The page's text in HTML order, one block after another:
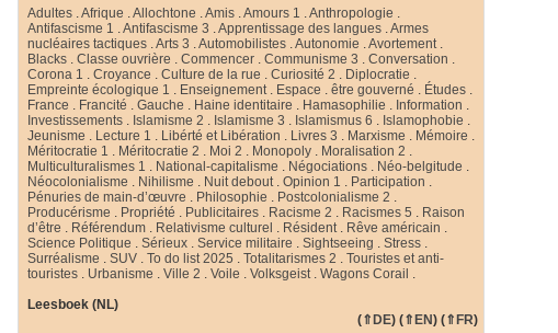
Adultes .Afrique .Allochtone .Amis .Amours 1 .Anthropologie .
Antifascisme 1 .Antifascisme 3 .Apprentissage des langues .Armes
nucléaires tactiques .Arts 3 .Automobilistes .Autonomie .Avortement.
Blacks .Classe ouvrière .Commencer .Communisme 3 .Conversation .
Corona 1 .Croyance .Culture de la rue .Curiosité 2 . Diplocratie .
Empreinte écologique 1 . Enseignement. Espace .être gouverné . Études .
France . Francité .Gauche . Haine identitaire . Hamasophilie . Information .
Investissements . Islamisme 2 . Islamisme 3 . Islamismus 6 . Islamophobie .
Jeunisme . Lecture 1 . Libérté et Libération . Livres 3 . Marxisme . Mémoire .
Méritocratie 1 . Méritocratie 2 . Moi 2 . Monopoly . Moralisation 2 .
Multiculturalismes 1 . National-capitalisme . Négociations . Néo-belgitude .
Néocolonialisme . Nihilisme . Nuit debout.Opinion 1 . Participation .
Pénuries de main-d’œuvre . Philosophie . Postcolonialisme 2 .
Producérisme . Propriété . Publicitaires . Racisme 2 . Racismes 5 . Raison
d’être . Référendum . Relativisme culturel . Résident. Rêve américain .
Science Politique .Sérieux .Service militaire .Sightseeing .Stress .
Surréalisme .SUV .To do list 2025 .Totalitarismes 2 .Touristes et anti-
touristes . Urbanisme .Ville 2 .Voile .Volksgeist.Wagons Corail .
Leesboek (NL)
(⇑DE) (⇑EN) (⇑FR)